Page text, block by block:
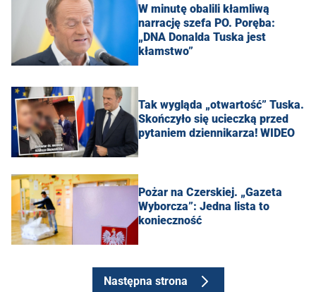
W minutę obalili kłamliwą
narrację szefa PO. Poręba:
„DNA Donalda Tuska jest
kłamstwo”
Tak wygląda „otwartość” Tuska.
Skończyło się ucieczką przed
pytaniem dziennikarza! WIDEO
Pożar na Czerskiej. „Gazeta
Wyborcza”: Jedna lista to
konieczność
Następna strona